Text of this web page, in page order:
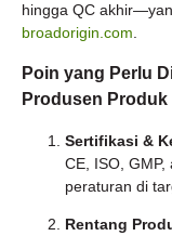
hingga QC
broadorigin.com.
Poin yang Perlu
Produsen
Sertifikasi &
CE, ISO,
peraturan di
Rentang